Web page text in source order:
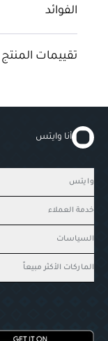
الفوائد
تقييمات المنتج
أنا وايتس
وايتس
خدمة العملاء
السياسات
الماركات الأكثر مبيعاً